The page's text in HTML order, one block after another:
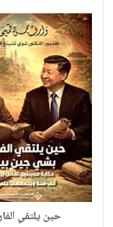
حين يلتقي